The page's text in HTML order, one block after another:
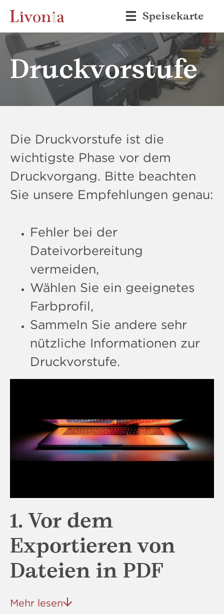
Speisekarte
Druckvorstufe
Die Druckvorstufe ist die
wichtigste Phase vor dem
Druckvorgang. Bitte beachten
Sie unsere Empfehlungen genau:
Fehler bei der
Dateivorbereitung
vermeiden,
Wählen Sie ein geeignetes
Farbprofil,
Sammeln Sie andere sehr
nützliche Informationen zur
Druckvorstufe.
1. Vor dem
Exportieren von
Dateien in PDF
Mehr lesen